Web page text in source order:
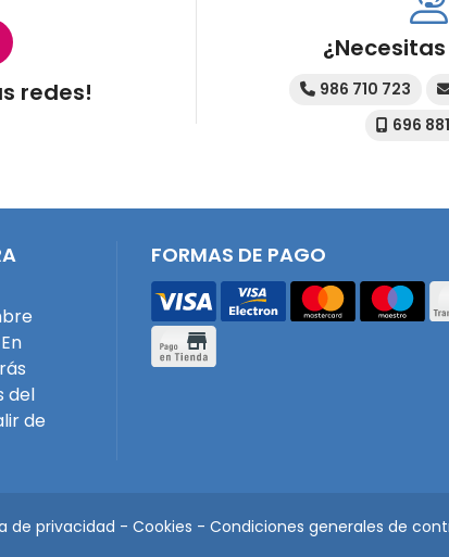
redes! 986 710 723
696
del
de
FORMAS DE PAGO
de privacidad - Cookies - Condiciones generales de